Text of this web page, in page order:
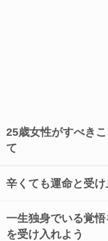
25歳女性がすべき
て
辛くても運命と受
一生独身でいる覚
を受け入れよう